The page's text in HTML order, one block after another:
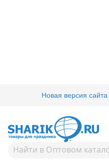
Новая версия сайта
Компания/Новости
Новости
Год: